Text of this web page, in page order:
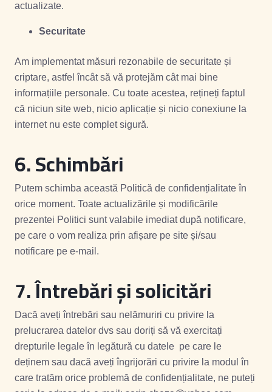
actualizate.
Securitate
Am implementat măsuri rezonabile de securitate și
criptare, astfel încât să vă protejăm cât mai bine
informațiile personale. Cu toate acestea, rețineți faptul
că niciun site web, nicio aplicație și nicio conexiune la
internet nu este complet sigură.
6. Schimbări
Putem schimba această Politică de confidențialitate în
orice moment. Toate actualizările și modificările
prezentei Politici sunt valabile imediat după notificare,
pe care o vom realiza prin afișare pe site și/sau
notificare pe e-mail.
7. Întrebări și solicitări
Dacă aveți întrebări sau nelămuriri cu privire la
prelucrarea datelor dvs sau doriți să vă exercitați
drepturile legale în legătură cu datele pe care le
deținem sau dacă aveți îngrijorări cu privire la modul în
care tratăm orice problemă de confidențialitate, ne puteți